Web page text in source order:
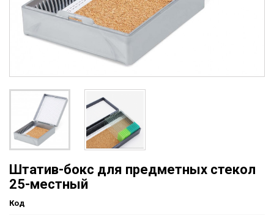
Штатив-бокс для предметных стекол
25-местный
Код